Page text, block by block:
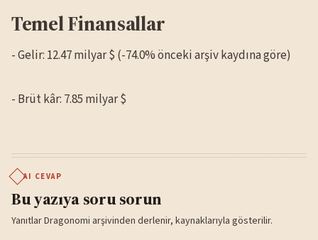
Temel Finansallar
- Gelir: 12.47 milyar $ (-74.0% önceki arşiv kaydına göre)
- Brüt kâr: 7.85 milyar $
AI CEVAP
Bu yazıya soru sorun
Yanıtlar Dragonomi arşivinden derlenir, kaynaklarıyla gösterilir.